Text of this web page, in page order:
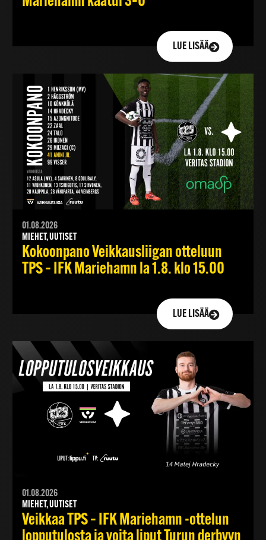
LUE LISÄÄ
01.08.2026
MIEHET, UUTISET
Kokoonpano Veikkausliigan otteluun
TPS – IFK Mariehamn la 1.8. klo 15.00
LUE LISÄÄ
01.08.2026
MIEHET, UUTISET
Veikkaa TPS – IFK Mariehamn -ottelun